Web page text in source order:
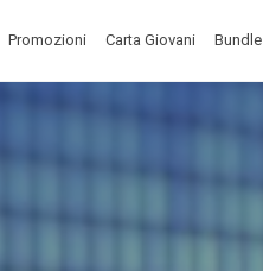
Promozioni Carta Giovani Bundle